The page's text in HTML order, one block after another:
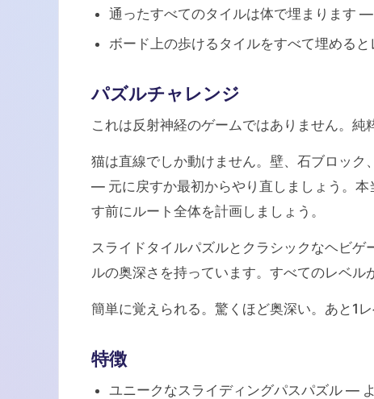
通ったすべてのタイルは体で埋まります
ボード上の歩けるタイルをすべて埋める
パズルチャレンジ
これは反射神経のゲームではありません。純
猫は直線でしか動けません。壁、石ブロッ
— 元に戻すか最初からやり直しましょう。
す前にルート全体を計画しましょう。
スライドタイルパズルとクラシックなヘビ
ルの奥深さを持っています。すべてのレベル
簡単に覚えられる。驚くほど奥深い。あと1
特徴
ユニークなスライディングパスパズル —